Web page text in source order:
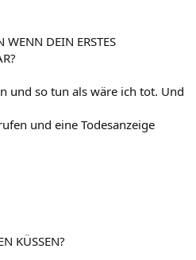
WENN DEIN ERSTES
und so tun als wäre ich tot. Und
und eine Todesanzeige
KÜSSEN?